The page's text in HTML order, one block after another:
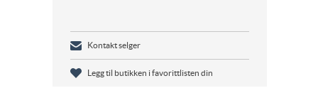
Kontakt selger
Legg til butikken i favorittlisten din